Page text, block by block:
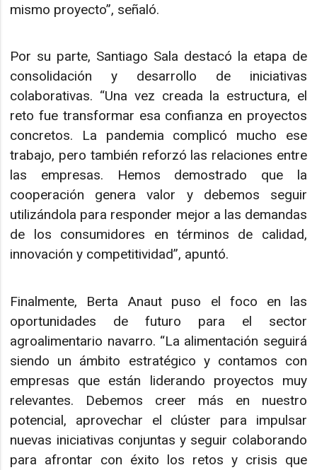
mismo proyecto”, señaló.
Por su parte, Santiago Sala destacó la etapa de
consolidación y desarrollo de iniciativas
colaborativas. “Una vez creada la estructura, el
reto fue transformar esa confianza en proyectos
concretos. La pandemia complicó mucho ese
trabajo, pero también reforzó las relaciones entre
las empresas. Hemos demostrado que la
cooperación genera valor y debemos seguir
utilizándola para responder mejor a las demandas
de los consumidores en términos de calidad,
innovación y competitividad”, apuntó.
Finalmente, Berta Anaut puso el foco en las
oportunidades de futuro para el sector
agroalimentario navarro. “La alimentación seguirá
siendo un ámbito estratégico y contamos con
empresas que están liderando proyectos muy
relevantes. Debemos creer más en nuestro
potencial, aprovechar el clúster para impulsar
nuevas iniciativas conjuntas y seguir colaborando
para afrontar con éxito los retos y crisis que